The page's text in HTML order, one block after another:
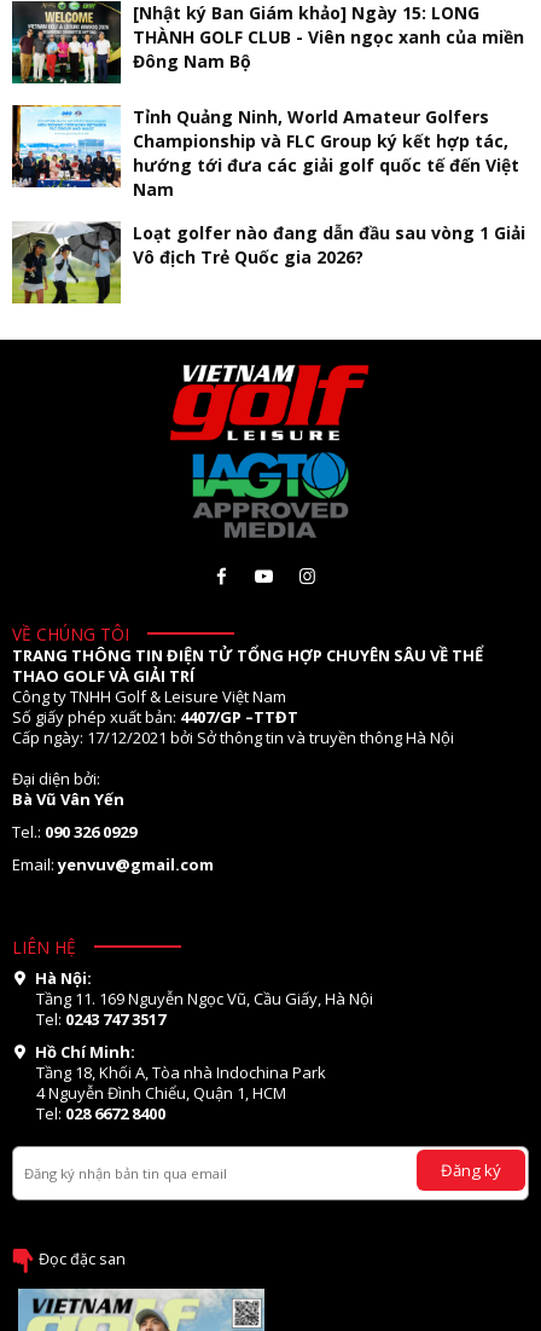
[Nhật ký Ban Giám khảo] Ngày 15: LONG
THÀNH GOLF CLUB - Viên ngọc xanh của miền
Đông Nam Bộ
Tỉnh Quảng Ninh, World Amateur Golfers
Championship và FLC Group ký kết hợp tác,
hướng tới đưa các giải golf quốc tế đến Việt
Nam
Loạt golfer nào đang dẫn đầu sau vòng 1 Giải
Vô địch Trẻ Quốc gia 2026?
VỀ CHÚNG TÔI
TRANG THÔNG TIN ĐIỆN TỬ TỔNG HỢP CHUYÊN SÂU VỀ THỂ
THAO GOLF VÀ GIẢI TRÍ
Công ty TNHH Golf & Leisure Việt Nam
Số giấy phép xuất bản: 4407/GP –TTĐT
Cấp ngày: 17/12/2021 bởi Sở thông tin và truyền thông Hà Nội
Đại diện bởi:
Bà Vũ Vân Yến
Tel.: 090 326 0929
Email:yenvuv@gmail.com
LIÊN HỆ
Hà Nội:
Tầng 11. 169 Nguyễn Ngọc Vũ, Cầu Giấy, Hà Nội
Tel: 0243 747 3517
Hồ Chí Minh:
Tầng 18, Khối A, Tòa nhà Indochina Park
4 Nguyễn Đình Chiểu, Quận 1, HCM
Tel: 028 6672 8400
Đăng ký
Đọc đặc san